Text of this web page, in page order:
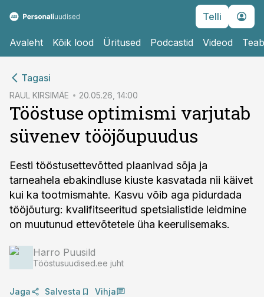
Telli
Avaleht Kõik lood Üritused Podcastid Videod
Tagasi
RAUL KIRSIMÄE 20.05.26, 14:00
Tööstuse optimismi varjutab
süvenev tööjõupuudus
Eesti tööstusettevõtted plaanivad sõja ja
tarneahela ebakindluse kiuste kasvatada nii käivet
kui ka tootmismahte. Kasvu võib aga pidurdada
tööjõuturg: kvalifitseeritud spetsialistide leidmine
on muutunud ettevõtetele üha keerulisemaks.
Harro Puusild
Tööstusuudised.ee juht
Jaga Salvesta Vihja